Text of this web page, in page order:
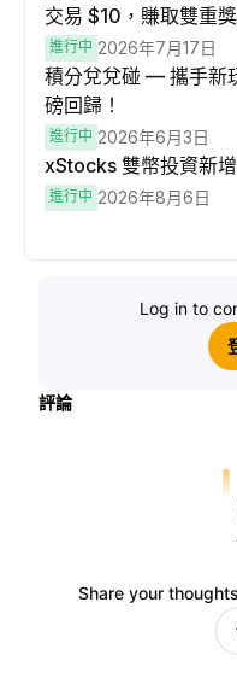
交易 $10，賺取雙重
進行中 2026年7月17日
積分兌兌碰 — 攜手新
磅回歸！
進行中 2026年6月3日
xStocks 雙幣投資新
進行中 2026年8月6日
Log in to
評論
Share your